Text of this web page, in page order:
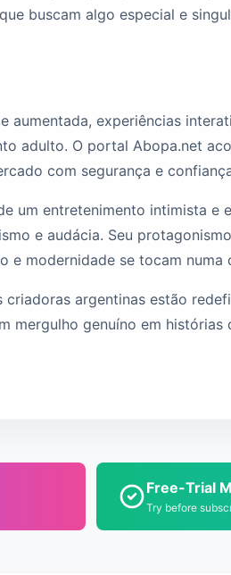
buscam algo especial e
aumentada, experiências
adulto. O portal Abopa.net
com segurança e
um entretenimento intimista e
e audácia. Seu
modernidade se tocam numa
argentinas estão
mergulho genuíno em histórias
Free-Trial
Try before